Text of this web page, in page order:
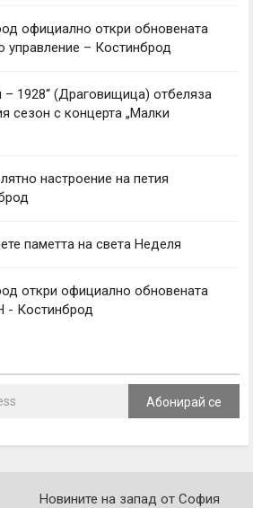
официално откри обновената
управление – Костинброд
– 1928“ (Драговищица) отбеляза
сезон с концерта „Малки
настроение на петия
паметта на света Неделя
откри официално обновената
- Костинброд
Абонирай се
Новините на запад от София